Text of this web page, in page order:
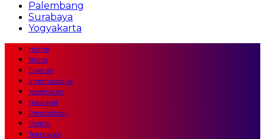
Palembang
Surabaya
Yogyakarta
Home
Bisnis
Daerah
Internasional
Kesehatan
Nasional
Pendidikan
Politik
Teknologi